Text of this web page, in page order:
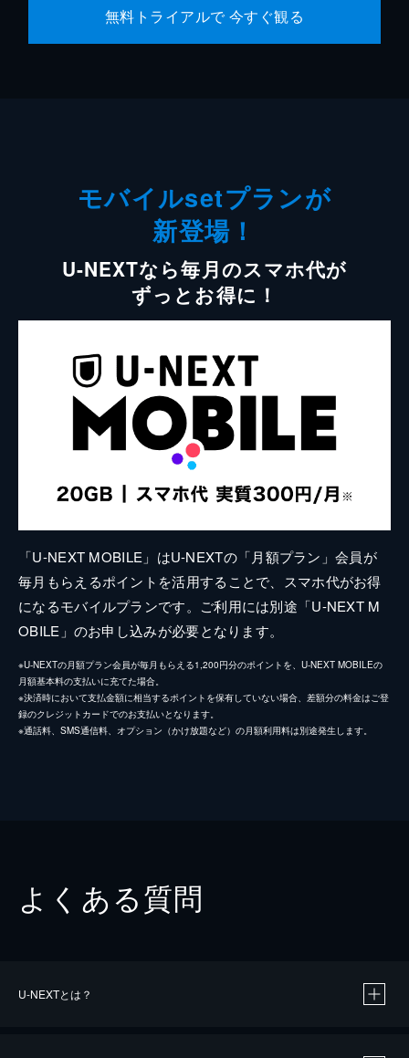
無料トライアルで 今すぐ観る
モバイルsetプランが
新登場！
U-NEXTなら毎月のスマホ代が
ずっとお得に！
「U-NEXT MOBILE」はU-NEXTの「月額プラン」会員が
毎月もらえるポイントを活用することで、スマホ代がお得
になるモバイルプランです。ご利用には別途「U-NEXT M
OBILE」のお申し込みが必要となります。
※U-NEXTの月額プラン会員が毎月もらえる1,200円分のポイントを、U-NEXT MOBILEの
月額基本料の支払いに充てた場合。
※決済時において支払金額に相当するポイントを保有していない場合、差額分の料金はご登
録のクレジットカードでのお支払いとなります。
※通話料、SMS通信料、オプション（かけ放題など）の月額利用料は別途発生します。
よくある質問
U-NEXTとは？